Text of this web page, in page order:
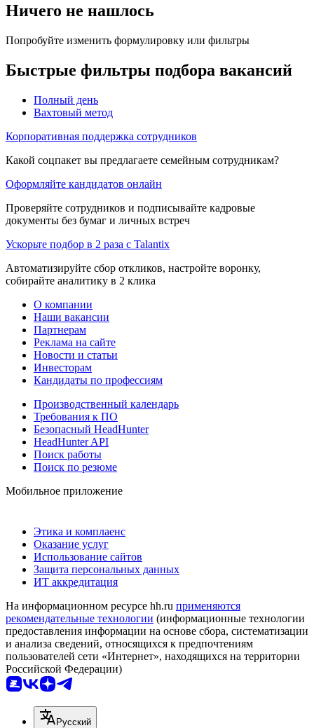
Ничего не нашлось
Попробуйте изменить формулировку или фильтры
Быстрые фильтры подбора вакансий
Полный день
Вахтовый метод
Корпоративная поддержка сотрудников
Какой соцпакет вы предлагаете семейным сотрудникам?
Оформляйте кандидатов онлайн
Проверяйте сотрудников и подписывайте кадровые
документы без бумаг и личных встреч
Ускорьте подбор в 2 раза с Talantix
Автоматизируйте сбор откликов, настройте воронку,
собирайте аналитику в 2 клика
О компании
Наши вакансии
Партнерам
Реклама на сайте
Новости и статьи
Инвесторам
Кандидаты по профессиям
Производственный календарь
Требования к ПО
Безопасный HeadHunter
HeadHunter API
Поиск работы
Поиск по резюме
Мобильное приложение
Этика и комплаенс
Оказание услуг
Использование сайтов
Защита персональных данных
ИТ аккредитация
На информационном ресурсе hh.ru применяются
рекомендательные технологии (информационные технологии
предоставления информации на основе сбора, систематизации
и анализа сведений, относящихся к предпочтениям
пользователей сети «Интернет», находящихся на территории
Российской Федерации)
Русский